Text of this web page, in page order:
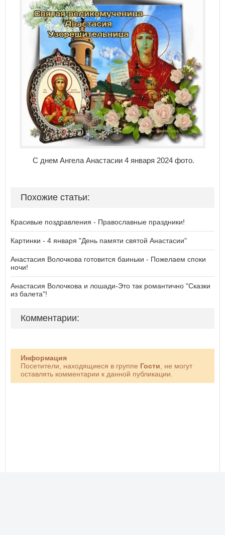
С днем Ангела Анастасии 4 января 2024 фото.
Похожие статьи:
Красивые поздравления - Православные праздники!
Картинки - 4 января "День памяти святой Анастасии"
Анастасия Волочкова готовится баиньки - Пожелаем споки
ночи!
Анастасия Волочкова и лошади-Это так романтично "Сказки
из балета"!
Комментарии:
Информация
Посетители, находящиеся в группе Гости , не могут
оставлять комментарии к данной публикации.